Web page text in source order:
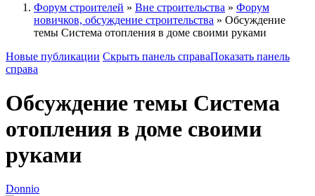
Форум строителей » Вне строительства » Форум
новичков, обсуждение строительства » Обсуждение
темы Система отопления в доме своими руками
Новые публикации Скрыть панель справаПоказать панель
справа
Обсуждение темы Система
отопления в доме своими
руками
Donnio